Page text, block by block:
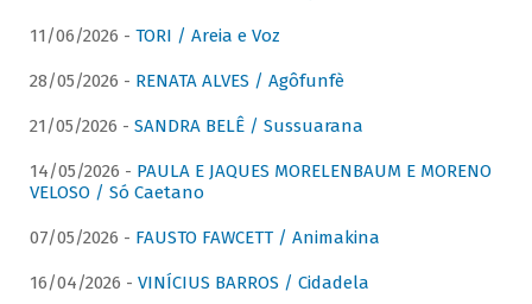
11/06/2026 - TORI / Areia e Voz
28/05/2026 - RENATA ALVES / Agôfunfè
21/05/2026 - SANDRA BELÊ / Sussuarana
14/05/2026 - PAULA E JAQUES MORELENBAUM E MORENO
VELOSO / Só Caetano
07/05/2026 - FAUSTO FAWCETT / Animakina
16/04/2026 - VINÍCIUS BARROS / Cidadela